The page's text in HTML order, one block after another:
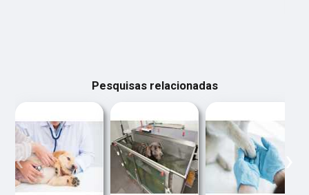
Pesquisas relacionadas
‹ ›